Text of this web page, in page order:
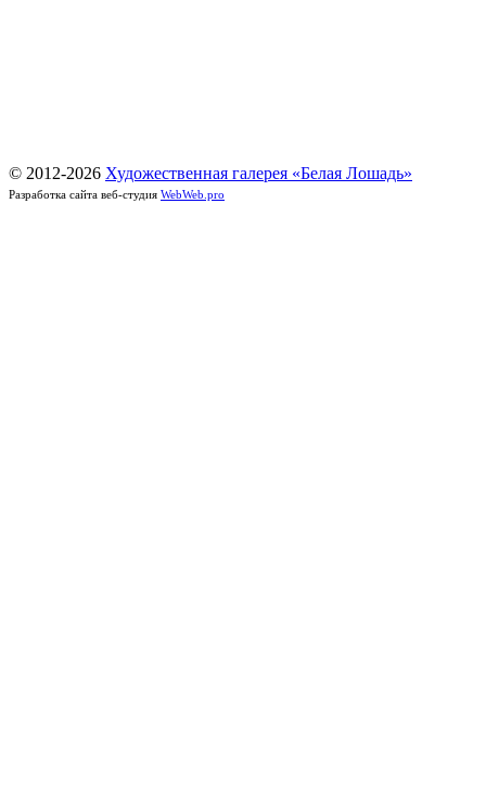
© 2012-2026 Художественная галерея «Белая Лошадь»
Разработка сайта веб-студия WebWeb.pro